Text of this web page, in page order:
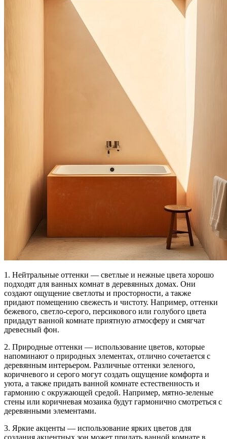
1. Нейтральные оттенки — светлые и нежные цвета хорошо
подходят для ванных комнат в деревянных домах. Они
создают ощущение светлоты и просторности, а также
придают помещению свежесть и чистоту. Например, оттенки
бежевого, светло-серого, персикового или голубого цвета
придадут ванной комнате приятную атмосферу и смягчат
древесный фон.
2. Природные оттенки — использование цветов, которые
напоминают о природных элементах, отлично сочетается с
деревянным интерьером. Различные оттенки зеленого,
коричневого и серого могут создать ощущение комфорта и
уюта, а также придать ванной комнате естественность и
гармонию с окружающей средой. Например, мятно-зеленые
стены или коричневая мозаика будут гармонично смотреться с
деревянными элементами.
3. Яркие акценты — использование ярких цветов для
создания акцентных зон может придать ванной комнате в